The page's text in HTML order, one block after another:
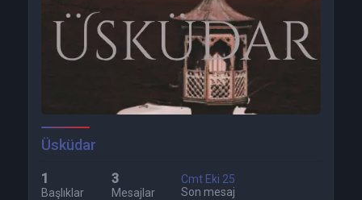
Üsküdar
1
Başlıklar
3
Mesajlar
Cmt Eki 25
Son mesaj